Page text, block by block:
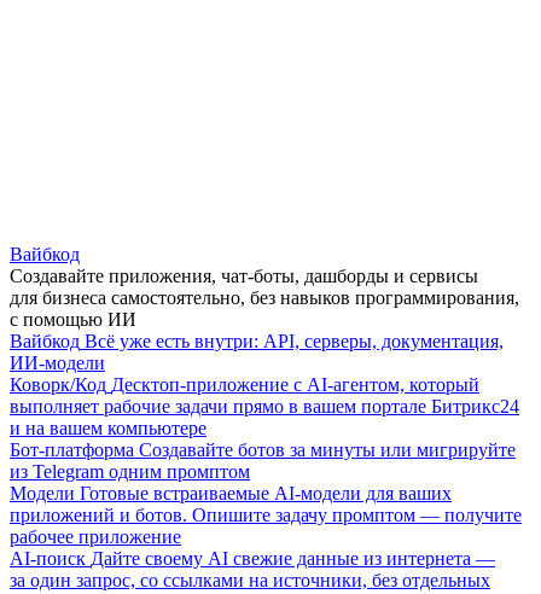
Вайбкод
Создавайте приложения, чат-боты, дашборды и сервисы
для бизнеса самостоятельно, без навыков программирования,
с помощью ИИ
Вайбкод Всё уже есть внутри: API, серверы, документация,
ИИ-модели
Коворк/Код Десктоп-приложение с AI-агентом, который
выполняет рабочие задачи прямо в вашем портале Битрикс24
и на вашем компьютере
Бот-платформа Создавайте ботов за минуты или мигрируйте
из Telegram одним промптом
Модели Готовые встраиваемые AI-модели для ваших
приложений и ботов. Опишите задачу промптом — получите
рабочее приложение
AI-поиск Дайте своему AI свежие данные из интернета —
за один запрос, со ссылками на источники, без отдельных